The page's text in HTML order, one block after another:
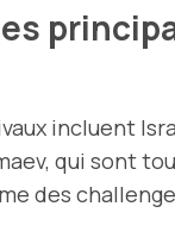
incluent
qui sont
des